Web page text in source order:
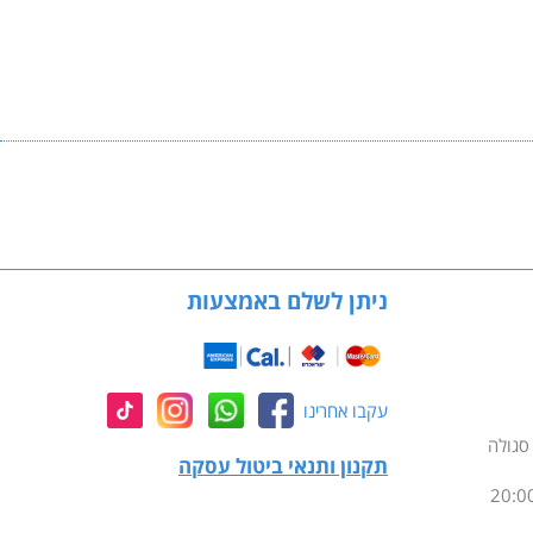
ניתן לשלם באמצעות
עקבו אחרינו
תקנון ותנאי ביטול עסקה